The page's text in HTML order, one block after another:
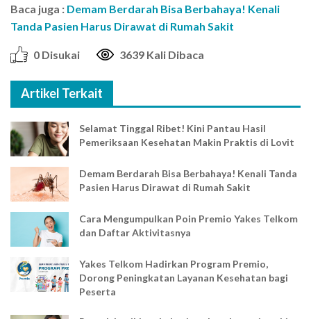
Baca juga : Demam Berdarah Bisa Berbahaya! Kenali
Tanda Pasien Harus Dirawat di Rumah Sakit
0 Disukai 3639 Kali Dibaca
Artikel Terkait
Selamat Tinggal Ribet! Kini Pantau Hasil
Pemeriksaan Kesehatan Makin Praktis di Lovit
Demam Berdarah Bisa Berbahaya! Kenali Tanda
Pasien Harus Dirawat di Rumah Sakit
Cara Mengumpulkan Poin Premio Yakes Telkom
dan Daftar Aktivitasnya
Yakes Telkom Hadirkan Program Premio,
Dorong Peningkatan Layanan Kesehatan bagi
Peserta